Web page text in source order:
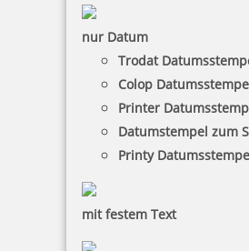
nur Datum
Trodat
Colop
Printer
Datumstempel zum
Printy
mit festem Text
11,60 €